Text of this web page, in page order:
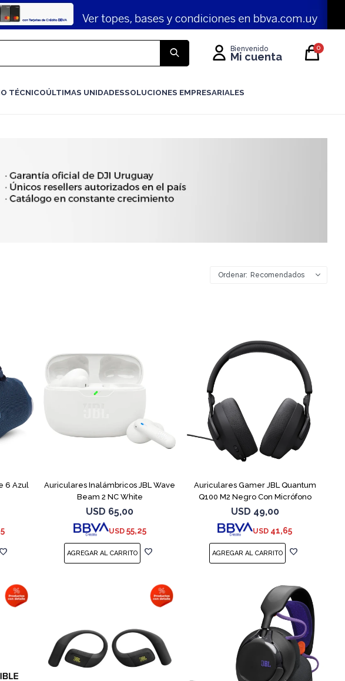
TÉCNICOÚLTIMAS UNIDADESSOLUCIONES EMPRESARIALES
0
Recomendados
6 Azul
Auriculares Inalámbricos JBL Wave
Beam 2 NC White
USD 65,00
USD 55,25
Auriculares Gamer JBL Quantum
Q100 M2 Negro Con Micrófono
USD 49,00
USD 41,65